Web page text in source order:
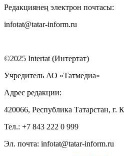
Редакциянең электрон почтасы:
infotat@tatar-inform.ru
©2025 Intertat (Интертат)
Учредитель АО «Татмедиа»
Адрес редакции:
420066, Республика Татарстан, г.
Тел.: +7 843 222 0 999
Эл. почта: infotat@tatar-inform.ru